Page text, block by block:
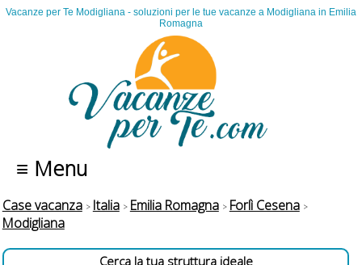
Vacanze per Te Modigliana - soluzioni per le tue vacanze a Modigliana in Emilia
Romagna
≡ Menu
Case vacanza Italia Emilia Romagna
Forlì Cesena
Modigliana
Cerca la tua struttura ideale